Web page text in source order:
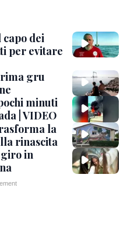
dei
per evitare
gru
minuti
| VIDEO
la
rinascita
giro in